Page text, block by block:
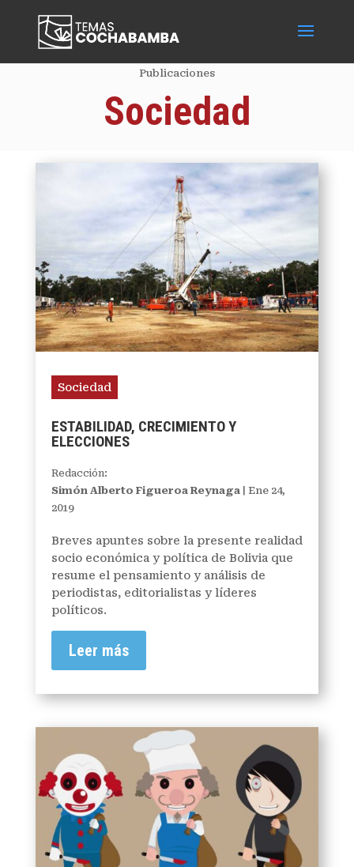
Publicaciones
Sociedad
Sociedad
ESTABILIDAD, CRECIMIENTO Y
ELECCIONES
Redacción:
Simón Alberto Figueroa Reynaga
Ene 24,
2019
Breves apuntes sobre la presente realidad
socio económica y política de Bolivia que
resume el pensamiento y análisis de
periodistas, editorialistas y líderes
políticos.
Leer más